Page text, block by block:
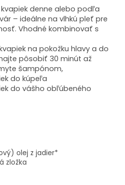
denne alebo podľa
– ideálne na vlhkú pleť pre
Vhodné kombinovať s
na pokožku hlavy a do
pôsobiť 30 minút až
šampónom,
do kúpeľa
do vášho obľúbeného
olej z jadier*
zložka